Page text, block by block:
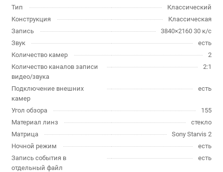
Тип
Классический
Конструкция
Классическая
Запись
3840×2160 30 к/с
Звук
есть
Количество камер
2
Количество каналов записи
видео/звука
2:1
Подключение внешних
камер
есть
Угол обзора
155
Материал линз
стекло
Матрица
Sony Starvis 2
Ночной режим
есть
Запись события в
отдельный файл
есть